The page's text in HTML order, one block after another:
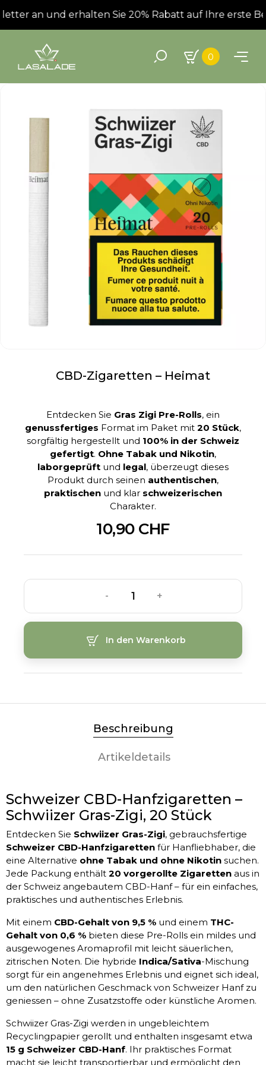
an und erhalten Sie 20% Rabatt auf Ihre erste
0
CBD-Zigaretten – Heimat
Entdecken Sie Gras Zigi Pre-Rolls, ein
genussfertiges Format im Paket mit 20 Stück,
sorgfältig hergestellt und 100% in der Schweiz
gefertigt. Ohne Tabak und Nikotin,
laborgeprüft und legal, überzeugt dieses
Produkt durch seinen authentischen,
praktischen und klar schweizerischen
Charakter.
10,90 CHF
- +
In den Warenkorb
Beschreibung
Artikeldetails
Schweizer CBD-Hanfzigaretten –
Schwiizer Gras-Zigi, 20 Stück
Entdecken Sie Schwiizer Gras-Zigi, gebrauchsfertige
Schweizer CBD-Hanfzigaretten für Hanfliebhaber, die
eine Alternative ohne Tabak und ohne Nikotin suchen.
Jede Packung enthält 20 vorgerollte Zigaretten aus in
der Schweiz angebautem CBD-Hanf – für ein einfaches,
praktisches und authentisches Erlebnis.
Mit einem CBD-Gehalt von 9,5 % und einem THC-
Gehalt von 0,6 % bieten diese Pre-Rolls ein mildes und
ausgewogenes Aromaprofil mit leicht säuerlichen,
zitrischen Noten. Die hybride Indica/Sativa-Mischung
sorgt für ein angenehmes Erlebnis und eignet sich ideal,
um den natürlichen Geschmack von Schweizer Hanf zu
geniessen – ohne Zusatzstoffe oder künstliche Aromen.
Schwiizer Gras-Zigi werden in ungebleichtem
Recyclingpapier gerollt und enthalten insgesamt etwa
15 g Schweizer CBD-Hanf. Ihr praktisches Format
macht sie leicht transportierbar und ermöglicht den